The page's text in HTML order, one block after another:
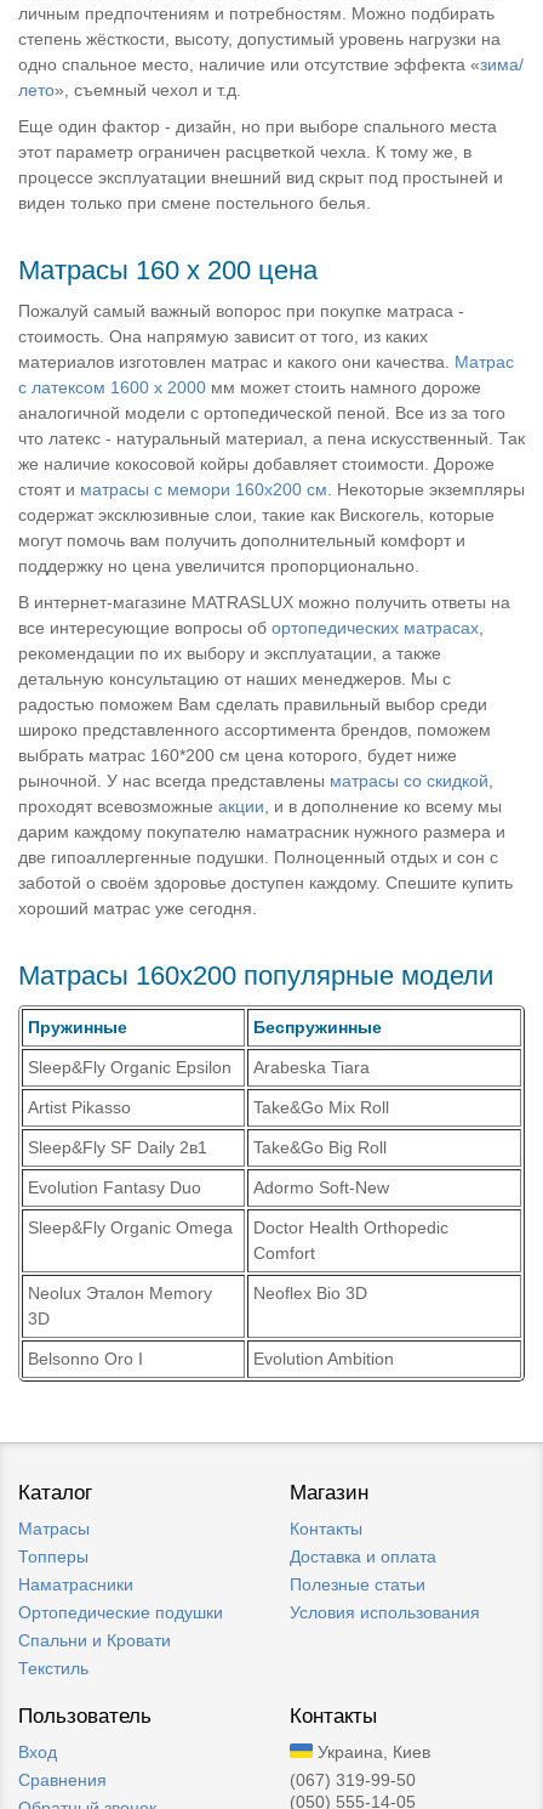
личным предпочтениям и потребностям. Можно подбирать
степень жёсткости, высоту, допустимый уровень нагрузки на
одно спальное место, наличие или отсутствие эффекта «зима/
лето», съемный чехол и т.д.
Еще один фактор - дизайн, но при выборе спального места
этот параметр ограничен расцветкой чехла. К тому же, в
процессе эксплуатации внешний вид скрыт под простыней и
виден только при смене постельного белья.
Матрасы 160 х 200 цена
Пожалуй самый важный вопорос при покупке матраса -
стоимость. Она напрямую зависит от того, из каких
материалов изготовлен матрас и какого они качества. Матрас
с латексом 1600 х 2000 мм может стоить намного дороже
аналогичной модели с ортопедической пеной. Все из за того
что латекс - натуральный материал, а пена искусственный. Так
же наличие кокосовой койры добавляет стоимости. Дороже
стоят и матрасы с мемори 160х200 см. Некоторые экземпляры
содержат эксклюзивные слои, такие как Вискогель, которые
могут помочь вам получить дополнительный комфорт и
поддержку но цена увеличится пропорционально.
В интернет-магазине MATRASLUX можно получить ответы на
все интересующие вопросы об ортопедических матрасах
рекомендации по их выбору и эксплуатации, а также
детальную консультацию от наших менеджеров. Мы с
радостью поможем Вам сделать правильный выбор среди
широко представленного ассортимента брендов, поможем
выбрать матрас 160*200 см цена которого, будет ниже
рыночной. У нас всегда представлены матрасы со скидкой
проходят всевозможные акции , и в дополнение ко всему мы
дарим каждому покупателю наматрасник нужного размера и
две гипоаллергенные подушки. Полноценный отдых и сон с
заботой о своём здоровье доступен каждому. Спешите купить
хороший матрас уже сегодня.
Матрасы 160х200 популярные модели
Пружинные Беспружинные
Sleep&Fly Organic Epsilon Arabeska Tiara
Artist Pikasso Take&Go Mix Roll
Sleep&Fly SF Daily 2в1 Take&Go Big Roll
Evolution Fantasy Duo Adormo Soft-New
Sleep&Fly Organic Omega
Doctor Health Orthopedic
Comfort
Neolux Эталон Memory
3D
Neoflex Bio 3D
Belsonno Oro I Evolution Ambition
Каталог
Матрасы
Топперы
Наматрасники
Ортопедические подушки
Спальни и Кровати
Текстиль
Магазин
Контакты
Доставка и оплата
Полезные статьи
Условия использования
Пользователь
Вход
Сравнения
Контакты
Украина, Киев
(067) 319-99-50
(050) 555-14-05